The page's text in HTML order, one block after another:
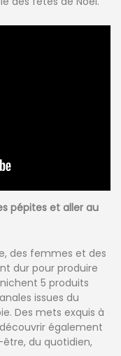
pépites et aller au
des femmes et des
dur pour produire
5 produits
issues du
Des mets exquis à
également
du quotidien,